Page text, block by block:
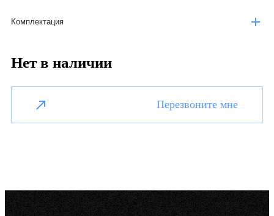
Комплектация
Нет в наличии
Перезвоните мне